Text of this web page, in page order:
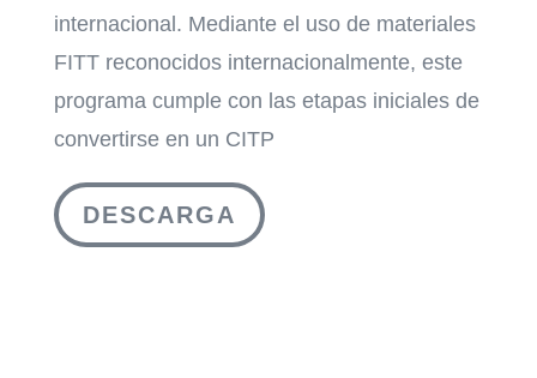
internacional. Mediante el uso de materiales
FITT reconocidos internacionalmente, este
programa cumple con las etapas iniciales de
convertirse en un CITP
DESCARGA